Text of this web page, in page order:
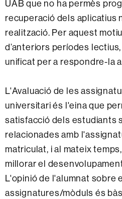
UAB que no ha permès
recuperació dels aplicatius
realització. Per aquest
d’anteriors períodes
unificat per a respondre-la
L'Avaluació de les
universitari és l'eina que
satisfacció dels estudiants
relacionades amb
matriculat, i al mateix
millorar el
L'opinió de l'alumnat sobre
assignatures/mòduls és